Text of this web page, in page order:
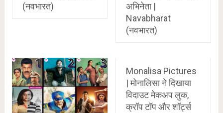
(नवभारत)
अभिनेता |
Navabharat
(नवभारत)
Monalisa Pictures
| मोनालिसा ने दिखाया
विदाउट मेकअप लुक,
क्रॉप टॉप और शॉर्ट्स